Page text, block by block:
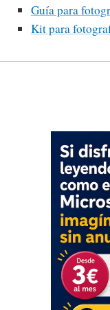
Guía para
Kit para